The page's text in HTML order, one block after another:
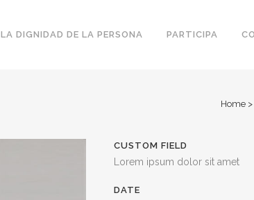
LA DIGNIDAD DE LA PERSONA PARTICIPA
Home >
CUSTOM FIELD
Lorem ipsum dolor sit amet
DATE